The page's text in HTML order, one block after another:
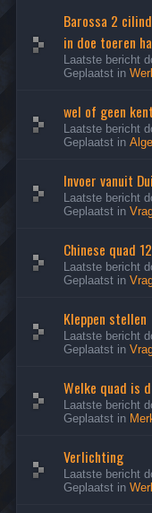
Barossa 2
in doe toeren
Laatste bericht
Geplaatst in
wel of geen
Laatste bericht
Geplaatst in
Invoer vanuit
Laatste bericht
Geplaatst in
Chinese quad
Laatste bericht
Geplaatst in
Kleppen stellen
Laatste bericht
Geplaatst in
Welke quad is
Laatste bericht
Geplaatst in
Verlichting
Laatste bericht
Geplaatst in